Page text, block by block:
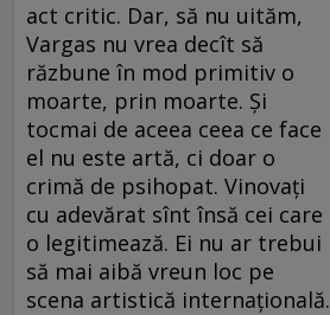
act critic. Dar, să nu uităm,
Vargas nu vrea decît să
răzbune în mod primitiv o
moarte, prin moarte. Şi
tocmai de aceea ceea ce face
el nu este artă, ci doar o
crimă de psihopat. Vinovaţi
cu adevărat sînt însă cei care
o legitimează. Ei nu ar trebui
să mai aibă vreun loc pe
scena artistică internaţională.